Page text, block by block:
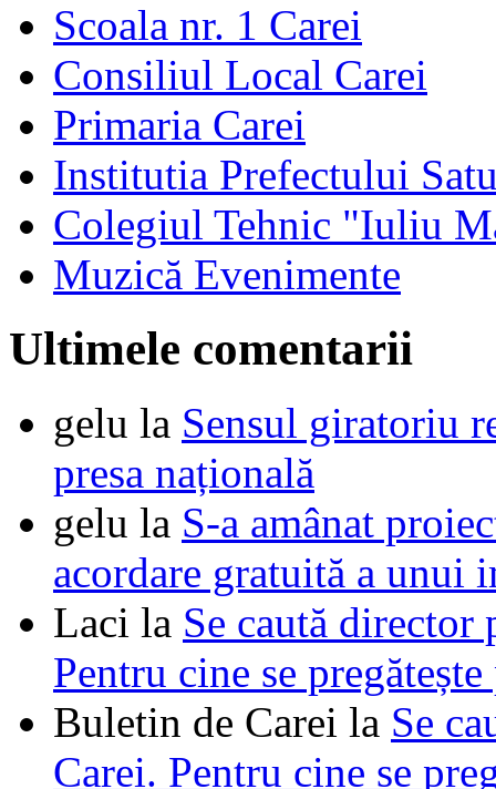
Scoala nr. 1 Carei
Consiliul Local Carei
Primaria Carei
Institutia Prefectului
Colegiul Tehnic "Iuliu
Muzică Evenimente
Ultimele comentarii
gelu la Sensul giratoriu
presa națională
gelu la S-a amânat
acordare gratuită a unui
Laci la Se caută
Pentru cine se
Buletin de Carei la Se
Carei. Pentru cine se